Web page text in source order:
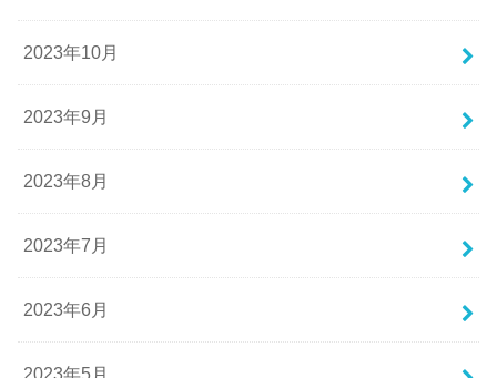
2023年10月
2023年9月
2023年8月
2023年7月
2023年6月
2023年5月